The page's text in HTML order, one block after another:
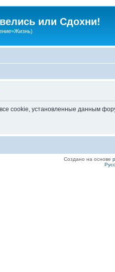
или Сдохни!
cookie, установленные данным
Создано на основе